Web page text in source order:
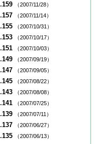
（2007/11/28）
（2007/11/14）
（2007/10/31）
（2007/10/17）
（2007/10/03）
（2007/09/19）
（2007/09/05）
（2007/08/22）
（2007/08/08）
（2007/07/25）
（2007/07/11）
（2007/06/27）
（2007/06/13）